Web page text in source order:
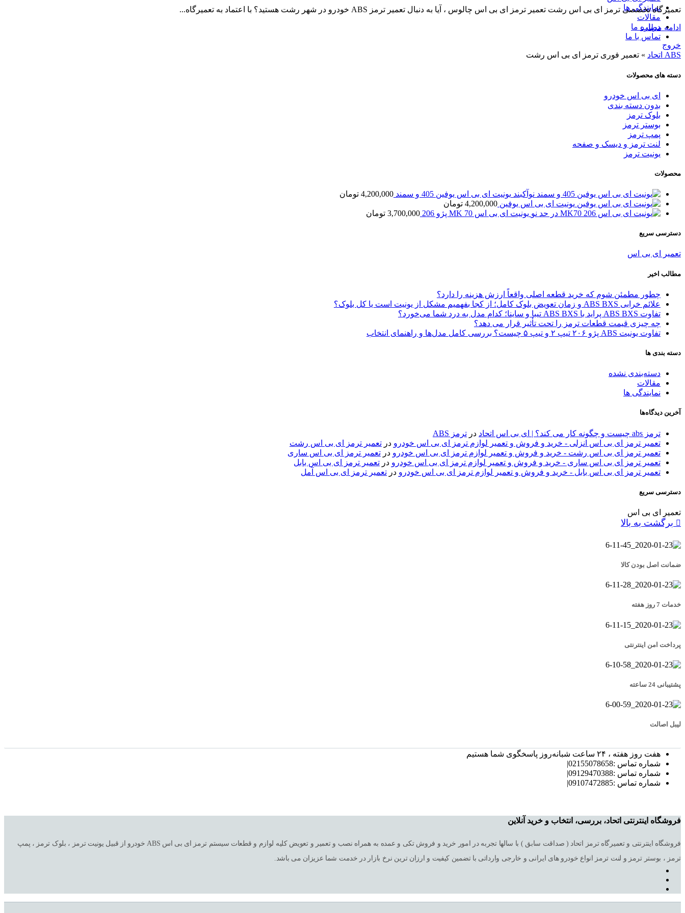
نمایندگی ها
مقالات
درباره ما
تماس با ما
تعمیرگاه تخصصی ترمز ای بی اس رشت تعمیر ترمز ای بی اس چالوس ، آیا به دنبال تعمیر ترمز ABS خودرو در شهر رشت هستید؟ با اعتماد به تعمیرگاه...
ادامه مطلب
خروج
ABS اتحاد
» تعمیر فوری ترمز ای بی اس رشت
دسته های محصولات
ای بی اس خودرو
بدون دسته بندی
بلوک ترمز
بوستر ترمز
پمپ ترمز
لنت ترمز و دیسک و صفحه
یونیت ترمز
محصولات
یونیت ای بی اس یوفین 405 و سمند 4,200,000 تومان
یونیت ای بی اس یوفین 4,200,000 تومان
یونیت ای بی اس MK 70 پژو 206
3,700,000 تومان
دسترسی سریع
تعمیر ای بی اس
مطالب اخیر
چطور مطمئن شوم که خرید قطعه اصلی واقعاً ارزش هزینه را دارد؟
علائم خرابی ABS BXS و زمان تعویض بلوک کامل؛ از کجا بفهمیم مشکل از یونیت است یا کل بلوک؟
تفاوت ABS BXS پراید با ABS BXS تیبا و ساینا؛ کدام مدل به درد شما می‌خورد؟
چه چیزی قیمت قطعات ترمز را تحت تأثیر قرار می دهد؟
تفاوت یونیت ABS پژو ۲۰۶ تیپ ۲ و تیپ ۵ چیست؟ بررسی کامل مدل‌ها و راهنمای انتخاب
دسته بندی ها
دسته‌بندی نشده
مقالات
نمایندگی ها
آخرین دیدگاه‌ها
ترمز abs چیست و چگونه کار می کند؟ | ای بی اس اتحاد در ترمز ABS
تعمیر ترمز ای بی اس انزلی - خرید و فروش و تعمیر لوازم ترمز ای بی اس خودرو در تعمیر ترمز ای بی اس رشت
تعمیر ترمز ای بی اس رشت - خرید و فروش و تعمیر لوازم ترمز ای بی اس خودرو در تعمیر ترمز ای بی اس ساری
تعمیر ترمز ای بی اس ساری - خرید و فروش و تعمیر لوازم ترمز ای بی اس خودرو در تعمیر ترمز ای بی اس بابل
تعمیر ترمز ای بی اس بابل - خرید و فروش و تعمیر لوازم ترمز ای بی اس خودرو در تعمیر ترمز ای بی اس آمل
دسترسی سریع
تعمیر ای بی اس
برگشت به بالا
ضمانت اصل بودن کالا
خدمات 7 روز هفته
پرداخت امن اینترنتی
پشتیبانی 24 ساعته
لیبل اصالت
هفت روز هفته ، ۲۴ ساعت شبانه‌روز پاسخگوی شما هستیم
شماره تماس :02155078658|
شماره تماس :09129470388|
شماره تماس :09107472885|
فروشگاه اینترنتی اتحاد، بررسی، انتخاب و خرید آنلاین
فروشگاه اینترنتی و تعمیرگاه ترمز اتحاد ( صداقت سابق ) با سالها تجربه در امور خرید و فروش تکی و عمده به همراه نصب و تعمیر و تعویض کلیه لوازم و قطعات سیستم ترمز ای بی اس ABS خودرو از قبیل یونیت ترمز ، بلوک ترمز ، پمپ
ترمز ، بوستر ترمز و لنت ترمز انواع خودرو های ایرانی و خارجی وارداتی با تضمین کیفیت و ارزان ترین نرخ بازار در خدمت شما عزیزان می باشد.